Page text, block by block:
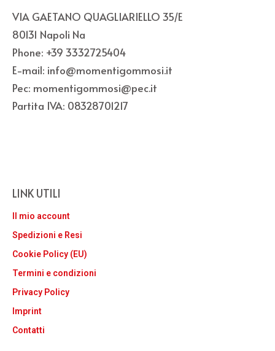
VIA GAETANO QUAGLIARIELLO 35/E
80131 Napoli Na
Phone: +39 3332725404
E-mail: info@momentigommosi.it
Pec: momentigommosi@pec.it
Partita IVA: 08328701217
LINK UTILI
Il mio account
Spedizioni e Resi
Cookie Policy (EU)
Termini e condizioni
Privacy Policy
Imprint
Contatti